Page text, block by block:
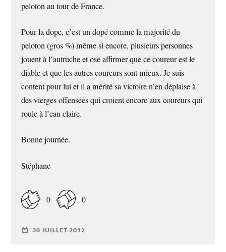
peloton au tour de France.
Pour la dope, c’est un dopé comme la majorité du
peloton (gros %) même si encore, plusieurs personnes
jouent à l’autruche et ose affirmer que ce coureur est le
diable et que les autres coureurs sont mieux. Je suis
content pour lui et il a mérité sa victoire n’en déplaise à
des vierges offensées qui croient encore aux coureurs qui
roule à l’eau claire.
Bonne journée.
Stéphane
0 0
30 JUILLET 2012